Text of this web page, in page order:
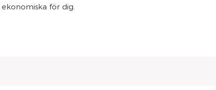
för dig.